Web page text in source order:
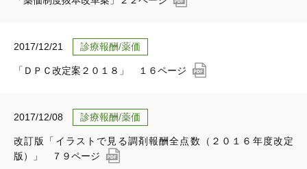
2017/12/21 診療報酬/薬価
「ＤＰＣ改定案２０１８」 １６ページ
2017/12/08 診療報酬/薬価
改訂版「イラストで見る調剤報酬全点数（２０１６年度改定
版）」 ７９ページ